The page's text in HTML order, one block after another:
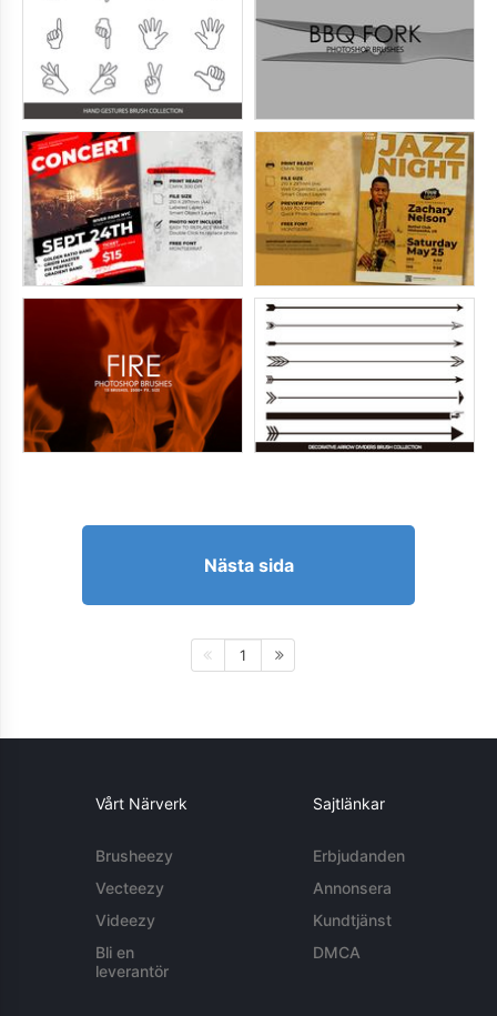
Nästa sida
1
Vårt Närverk
Brusheezy
Vecteezy
Videezy
Bli en
leverantör
Sajtlänkar
Erbjudanden
Annonsera
Kundtjänst
DMCA